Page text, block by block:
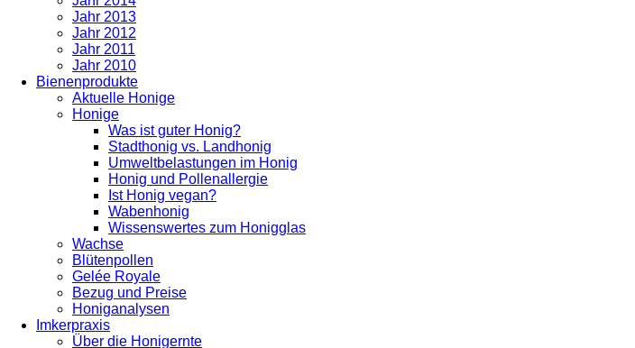
Jahr 2013
Jahr 2012
Jahr 2011
Jahr 2010
Bienenprodukte
Aktuelle Honige
Honige
Was ist guter Honig?
Stadthonig vs. Landhonig
Umweltbelastungen im Honig
Honig und Pollenallergie
Ist Honig vegan?
Wabenhonig
Wissenswertes zum Honigglas
Wachse
Blütenpollen
Gelée Royale
Bezug und Preise
Honiganalysen
Imkerpraxis
Über die Honigernte